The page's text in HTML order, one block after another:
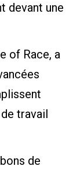
devant une
of Race, a
travail
de